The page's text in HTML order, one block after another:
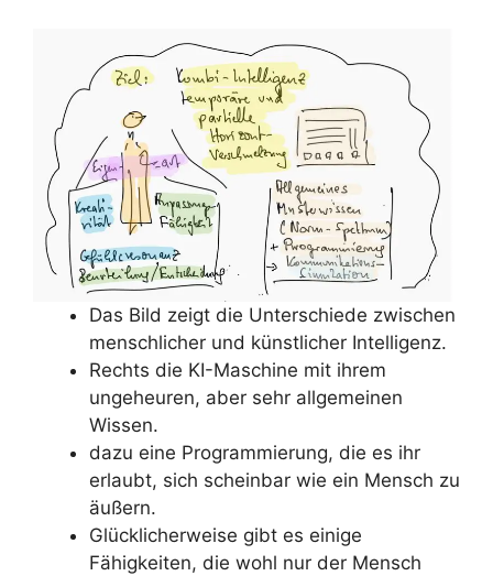
Das Bild zeigt die Unterschiede zwischen
menschlicher und künstlicher Intelligenz.
Rechts die KI-Maschine mit ihrem
ungeheuren, aber sehr allgemeinen
Wissen.
dazu eine Programmierung, die es ihr
erlaubt, sich scheinbar wie ein Mensch zu
äußern.
Glücklicherweise gibt es einige
Fähigkeiten, die wohl nur der Mensch